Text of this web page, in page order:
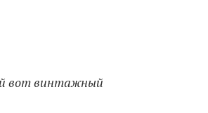
вот винтажный